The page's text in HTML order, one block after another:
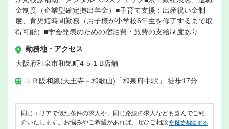
金制度（企業型確定拠出年金）■子育て支援：出産祝い金制
度、育児短時間勤務（お子様が小学校6年生を修了するまで取
得可能）■学会発表のための宿泊費・旅費の支給制度あり
勤務地・アクセス
大阪府和泉市和気町4-5-1 B店舗
ＪＲ阪和線(天王寺－和歌山)「和泉府中駅」 徒歩17分
同じエリアで似た条件の求人や、同じ路線の求人なども喜んでご紹
介いたします。お悩みやご希望があれば、ぜひご相談ください。
無料で相談する